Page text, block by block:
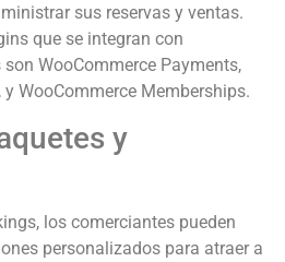
sus reservas y ventas.
que se integran con
WooCommerce Payments,
WooCommerce Memberships.
y
los comerciantes pueden
personalizados para atraer a